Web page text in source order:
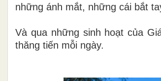
những ánh mắt, những cái bắt
Và qua những sinh hoạt của
thăng tiến mỗi ngày.